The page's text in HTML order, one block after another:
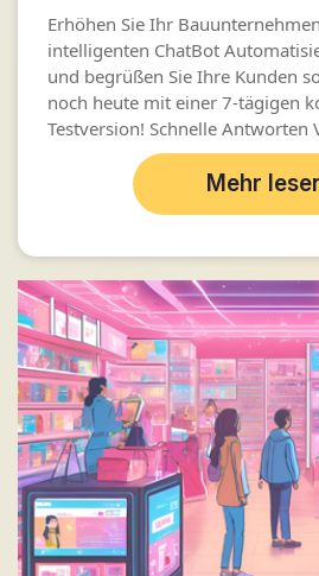
Erhöhen Sie Ihr
intelligenten ChatBot
und begrüßen Sie Ihre Kunden
noch heute mit einer 7-tägigen
Testversion! Schnelle Antworten
Mehr